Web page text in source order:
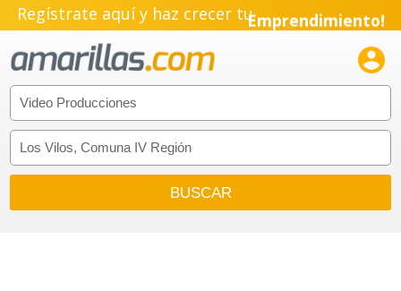
Regístrate aquí y haz crecer tuEmprendimiento!
